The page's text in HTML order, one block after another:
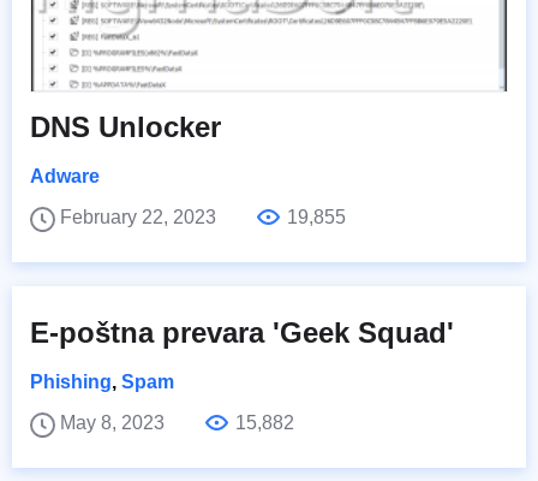
DNS Unlocker
Adware
February 22, 2023
19,855
E-poštna prevara 'Geek Squad'
Phishing, Spam
May 8, 2023
15,882